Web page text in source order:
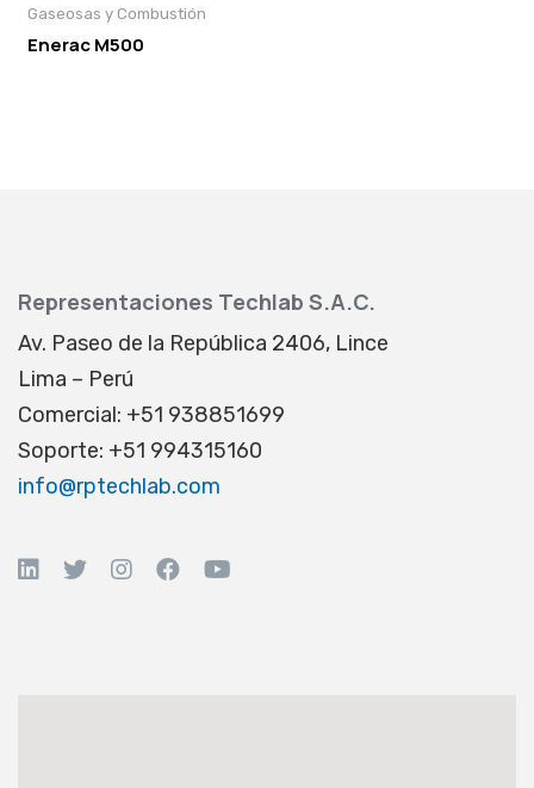
Gaseosas y Combustión
Enerac M500
Representaciones Techlab S.A.C.
Av. Paseo de la República 2406, Lince
Lima – Perú
Comercial: +51 938851699
Soporte: +51 994315160
info@rptechlab.com